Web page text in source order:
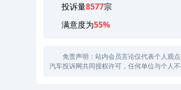
投诉量8577宗
满意度为55%
免责声明：站内会员言论仅代表个人观
汽车投诉网共同授权许可，任何单位与个人